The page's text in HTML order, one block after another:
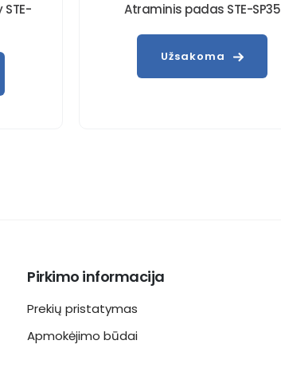
Atraminis padas STE-SP35
Užsakoma
Pirkimo informacija
Prekių pristatymas
Apmokėjimo būdai